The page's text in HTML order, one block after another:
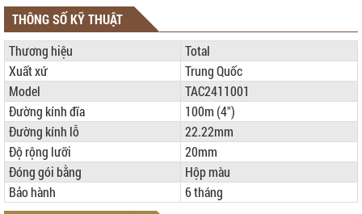
THÔNG SỐ KỸ THUẬT
Thương hiệu
Total
Xuất xứ
Trung Quốc
Model
TAC2411001
Đường kính đĩa
100m (4")
Đường kính lỗ
22.22mm
Độ rộng lưỡi
20mm
Đóng gói bằng
Hộp màu
Bảo hành
6 tháng